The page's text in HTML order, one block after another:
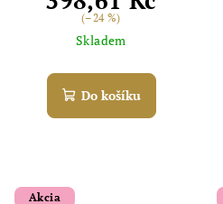
(–24 %)
Skladem
Do košíku
Akcia